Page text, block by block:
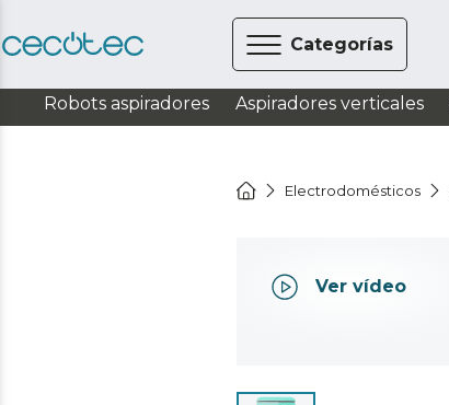
Categorías
Robots aspiradores Aspiradores verticales
Electrodomésticos
Ver vídeo